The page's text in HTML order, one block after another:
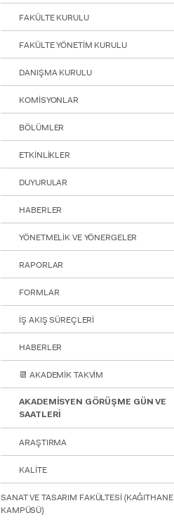
FAKÜLTE KURULU
FAKÜLTE YÖNETİM KURULU
DANIŞMA KURULU
KOMİSYONLAR
BÖLÜMLER
ETKİNLİKLER
DUYURULAR
HABERLER
YÖNETMELİK VE YÖNERGELER
RAPORLAR
FORMLAR
İŞ AKIŞ SÜREÇLERİ
HABERLER
📆 AKADEMİK TAKVİM
AKADEMİSYEN GÖRÜŞME GÜN VE
SAATLERİ
ARAŞTIRMA
KALİTE
SANAT VE TASARIM FAKÜLTESİ (KAĞITHANE
KAMPÜSÜ)